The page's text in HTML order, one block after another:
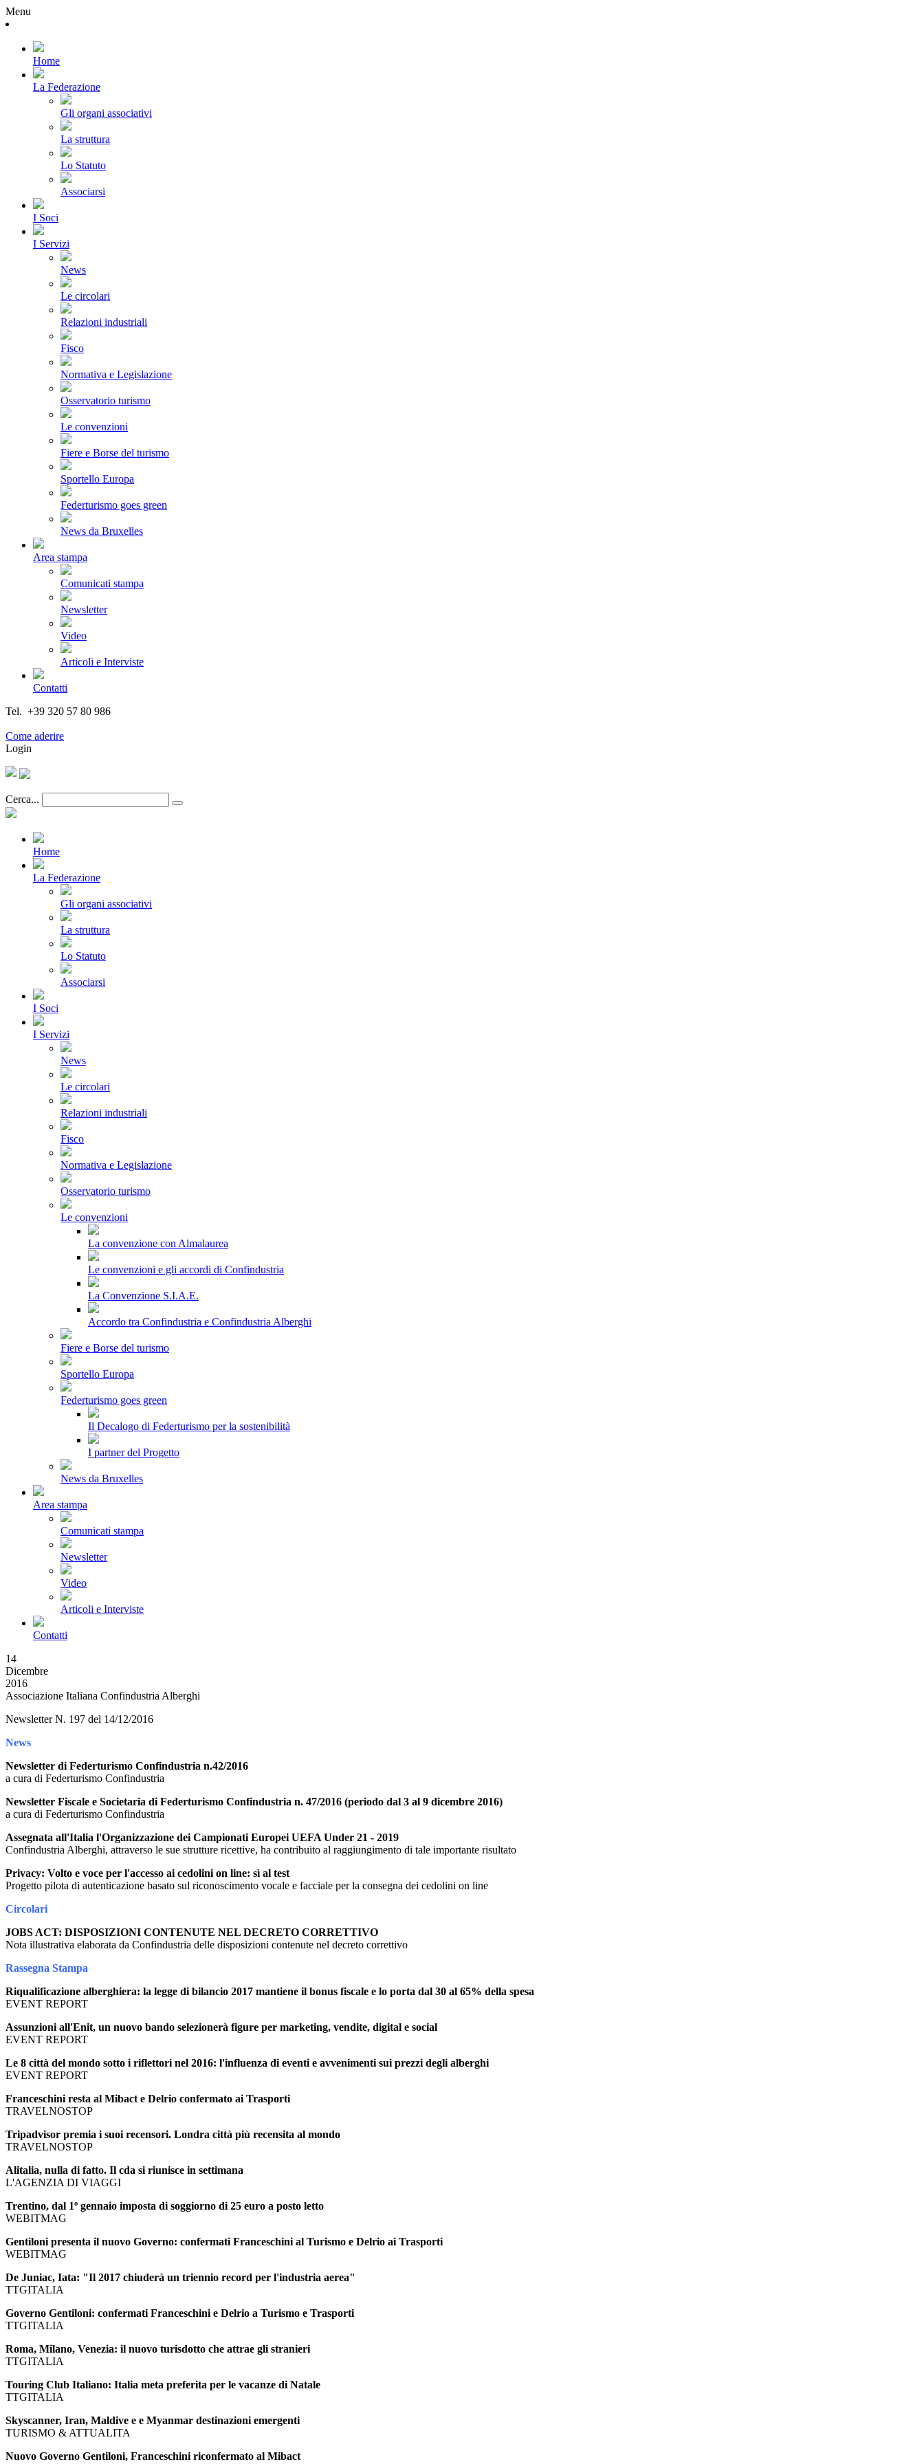
Menu
Home
La Federazione
Gli organi associativi
La struttura
Lo Statuto
Associarsi
I Soci
I Servizi
News
Le circolari
Relazioni industriali
Fisco
Normativa e Legislazione
Osservatorio turismo
Le convenzioni
Fiere e Borse del turismo
Sportello Europa
Federturismo goes green
News da Bruxelles
Area stampa
Comunicati stampa
Newsletter
Video
Articoli e Interviste
Contatti
Tel. +39 320 57 80 986
Come aderire
Login
Cerca...
Home
La Federazione
Gli organi associativi
La struttura
Lo Statuto
Associarsi
I Soci
I Servizi
News
Le circolari
Relazioni industriali
Fisco
Normativa e Legislazione
Osservatorio turismo
Le convenzioni
La convenzione con Almalaurea
Le convenzioni e gli accordi di Confindustria
La Convenzione S.I.A.E.
Accordo tra Confindustria e Confindustria Alberghi
Fiere e Borse del turismo
Sportello Europa
Federturismo goes green
Il Decalogo di Federturismo per la sostenibilità
I partner del Progetto
News da Bruxelles
Area stampa
Comunicati stampa
Newsletter
Video
Articoli e Interviste
Contatti
14
Dicembre
2016
Associazione Italiana Confindustria Alberghi
Newsletter N. 197 del 14/12/2016
News
Newsletter di Federturismo Confindustria n.42/2016
a cura di Federturismo Confindustria
Newsletter Fiscale e Societaria di Federturismo Confindustria n. 47/2016 (periodo dal 3 al 9 dicembre 2016)
a cura di Federturismo Confindustria
Assegnata all'Italia l'Organizzazione dei Campionati Europei UEFA Under 21 - 2019
Confindustria Alberghi, attraverso le sue strutture ricettive, ha contribuito al raggiungimento di tale importante risultato
Privacy: Volto e voce per l'accesso ai cedolini on line: sì al test
Progetto pilota di autenticazione basato sul riconoscimento vocale e facciale per la consegna dei cedolini on line
Circolari
JOBS ACT: DISPOSIZIONI CONTENUTE NEL DECRETO CORRETTIVO
Nota illustrativa elaborata da Confindustria delle disposizioni contenute nel decreto correttivo
Rassegna Stampa
Riqualificazione alberghiera: la legge di bilancio 2017 mantiene il bonus fiscale e lo porta dal 30 al 65% della spesa
EVENT REPORT
Assunzioni all'Enit, un nuovo bando selezionerà figure per marketing, vendite, digital e social
EVENT REPORT
Le 8 città del mondo sotto i riflettori nel 2016: l'influenza di eventi e avvenimenti sui prezzi degli alberghi
EVENT REPORT
Franceschini resta al Mibact e Delrio confermato ai Trasporti
TRAVELNOSTOP
Tripadvisor premia i suoi recensori. Londra città più recensita al mondo
TRAVELNOSTOP
Alitalia, nulla di fatto. Il cda si riunisce in settimana
L'AGENZIA DI VIAGGI
Trentino, dal 1º gennaio imposta di soggiorno di 25 euro a posto letto
WEBITMAG
Gentiloni presenta il nuovo Governo: confermati Franceschini al Turismo e Delrio ai Trasporti
WEBITMAG
De Juniac, Iata: "Il 2017 chiuderà un triennio record per l'industria aerea"
TTGITALIA
Governo Gentiloni: confermati Franceschini e Delrio a Turismo e Trasporti
TTGITALIA
Roma, Milano, Venezia: il nuovo turisdotto che attrae gli stranieri
TTGITALIA
Touring Club Italiano: Italia meta preferita per le vacanze di Natale
TTGITALIA
Skyscanner, Iran, Maldive e e Myanmar destinazioni emergenti
TURISMO & ATTUALITA
Nuovo Governo Gentiloni, Franceschini riconfermato al Mibact